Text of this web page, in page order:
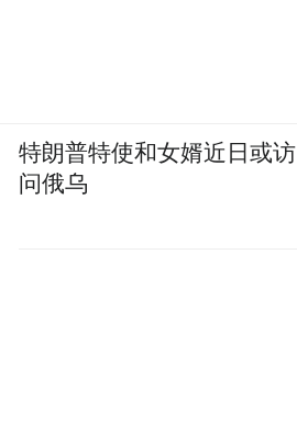
特朗普特使和女婿近日或访
问俄乌